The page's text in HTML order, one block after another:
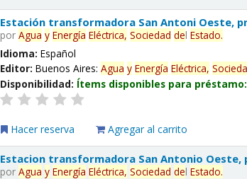
Estación transformadora San Antoni Oeste,
porAgua y Energía Eléctrica, Sociedad delEstado.
Idioma:Español
Editor:Buenos Aires:Agua y Energía Eléctrica,
Disponibilidad: Ítems disponibles para
Hacer reserva Agregar al carrito
Estacion transformadora San Antonio Oeste,
porAgua y Energía Eléctrica, Sociedad delEstado.